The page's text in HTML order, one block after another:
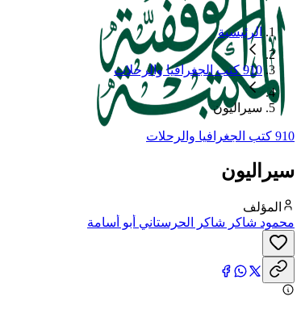
الرئيسية
910 كتب الجغرافيا والرحلات
سيراليون
910 كتب الجغرافيا والرحلات
سيراليون
المؤلف
محمود شاكر شاكر الحرستاني أبو أسامة